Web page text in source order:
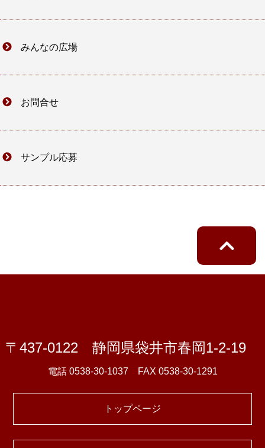
みんなの広場
お問合せ
サンプル応募
トップページ
〒437-0122 静岡県袋井市春岡1-2-19
電話 0538-30-1037 FAX 0538-30-1291